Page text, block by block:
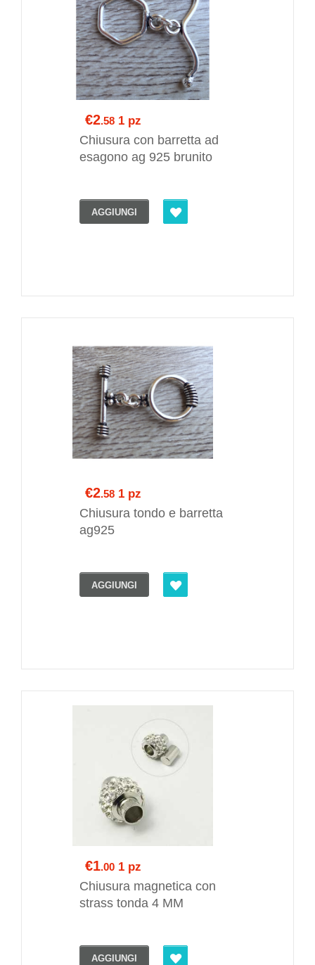
€2.58 1 pz
Chiusura con barretta ad
esagono ag 925 brunito
AGGIUNGI
€2.58 1 pz
Chiusura tondo e barretta
ag925
AGGIUNGI
€1.00 1 pz
Chiusura magnetica con
strass tonda 4 MM
AGGIUNGI